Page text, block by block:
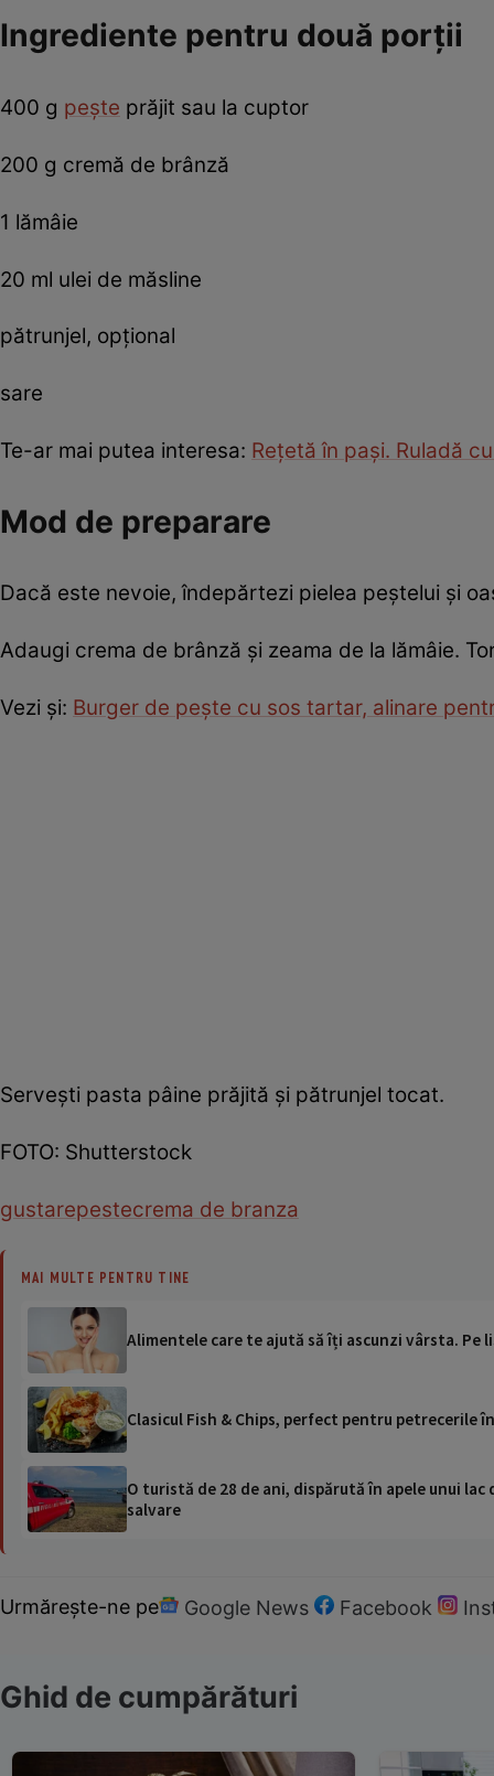
Ingrediente pentru două porţii
400 g pește prăjit sau la cuptor
200 g cremă de brânză
1 lămâie
20 ml ulei de măsline
pătrunjel, opţional
sare
Te-ar mai putea interesa: Reţetă în paşi. Ruladă
Mod de preparare
Dacă este nevoie, îndepărtezi pielea peștelui și
Adaugi crema de brânză și zeama de la lămâie.
Vezi și: Burger de pește cu sos tartar, alinare
Servești pasta pâine prăjită și pătrunjel tocat.
FOTO: Shutterstock
gustarepestecrema de branza
MAI MULTE PENTRU TINE
Alimentele care te ajută să îți ascunzi vârsta. Pe
Clasicul Fish & Chips, perfect pentru petrecerile
O turistă de 28 de ani, dispărută în apele unui
salvare
Urmărește-ne pe Google News Facebook
Ghid de cumpărături